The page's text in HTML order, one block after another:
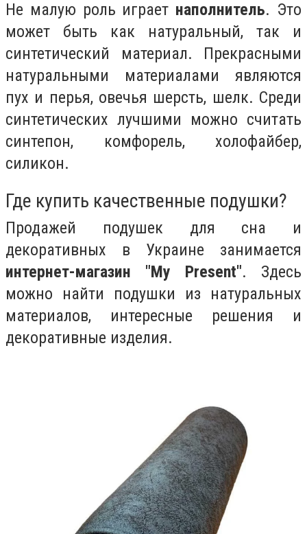
Не малую роль играет наполнитель. Это
может быть как натуральный, так и
синтетический материал. Прекрасными
натуральными материалами являются
пух и перья, овечья шерсть, шелк. Среди
синтетических лучшими можно считать
синтепон, комфорель, холофайбер,
силикон.
Где купить качественные подушки?
Продажей подушек для сна и
декоративных в Украине занимается
интернет-магазин "My Present". Здесь
можно найти подушки из натуральных
материалов, интересные решения и
декоративные изделия.